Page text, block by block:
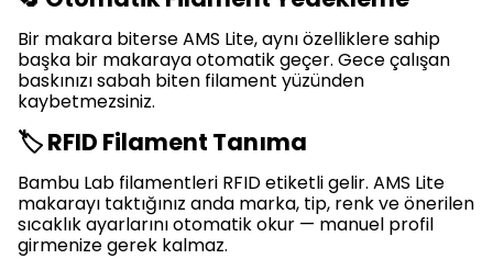
Bir makara biterse AMS Lite, aynı özelliklere sahip
başka bir makaraya otomatik geçer. Gece çalışan
baskınızı sabah biten filament yüzünden
kaybetmezsiniz.
🏷️ RFID Filament Tanıma
Bambu Lab filamentleri RFID etiketli gelir. AMS Lite
makarayı taktığınız anda marka, tip, renk ve önerilen
sıcaklık ayarlarını otomatik okur — manuel profil
girmenize gerek kalmaz.